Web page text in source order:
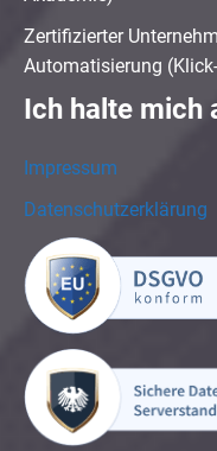
Zertifizierter
Automatisierung
Ich halte mich
Impressum
Datenschutzerklärung